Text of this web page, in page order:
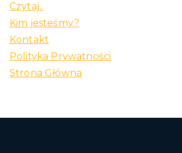
Czytaj..
Kim jesteśmy?
Kontakt
Polityka Prywatności
Strona Główna